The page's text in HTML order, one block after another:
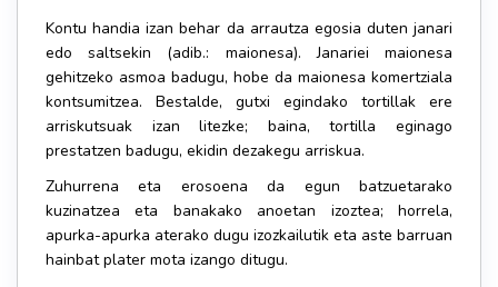
Kontu handia izan behar da arrautza egosia duten janari
edo saltsekin (adib.: maionesa). Janariei maionesa
gehitzeko asmoa badugu, hobe da maionesa komertziala
kontsumitzea. Bestalde, gutxi egindako tortillak ere
arriskutsuak izan litezke; baina, tortilla eginago
prestatzen badugu, ekidin dezakegu arriskua.
Zuhurrena eta erosoena da egun batzuetarako
kuzinatzea eta banakako anoetan izoztea; horrela,
apurka-apurka aterako dugu izozkailutik eta aste barruan
hainbat plater mota izango ditugu.